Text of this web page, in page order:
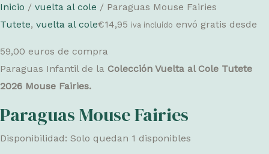
Inicio / vuelta al cole / Paraguas Mouse Fairies
Tutete, vuelta al cole€14,95 iva incluído envó gratis desde
59,00 euros de compra
Paraguas Infantil de la Colección Vuelta al Cole Tutete
2026 Mouse Fairies.
Paraguas Mouse Fairies
Disponibilidad: Solo quedan 1 disponibles